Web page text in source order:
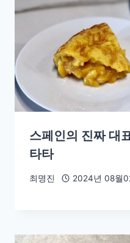
스페인의 진짜 대
타타
최명진 2024년 08월